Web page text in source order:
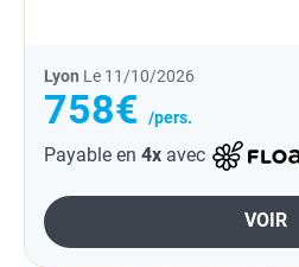
Lyon Le 11/10/2026
758€ /pers.
Payable en 4x avec
VOIR